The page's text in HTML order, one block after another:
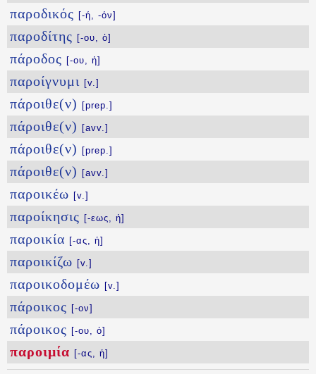
παροδικός [-ή, -όν]
παροδίτης [-ου, ὁ]
πάροδος [-ου, ἡ]
παροίγνυμι [v.]
πάροιθε(ν) [prep.]
πάροιθε(ν) [avv.]
πάροιθε(ν) [prep.]
πάροιθε(ν) [avv.]
παροικέω [v.]
παροίκησις [-εως, ἡ]
παροικία [-ας, ἡ]
παροικίζω [v.]
παροικοδομέω [v.]
πάροικος [-ον]
πάροικος [-ου, ὁ]
παροιμία [-ας, ἡ]